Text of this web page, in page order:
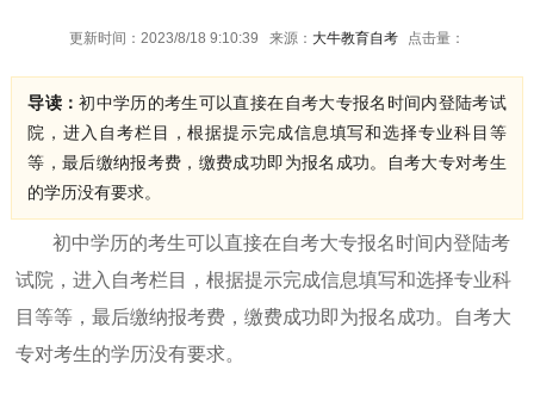
更新时间：2023/8/18 9:10:39 来源： 大牛教育自考 点击量：
导读：初中学历的考生可以直接在自考大专报名时间内登陆考试
院，进入自考栏目，根据提示完成信息填写和选择专业科目等
等，最后缴纳报考费，缴费成功即为报名成功。自考大专对考生
的学历没有要求。
初中学历的考生可以直接在自考大专报名时间内登陆考
试院，进入自考栏目，根据提示完成信息填写和选择专业科
目等等，最后缴纳报考费，缴费成功即为报名成功。自考大
专对考生的学历没有要求。